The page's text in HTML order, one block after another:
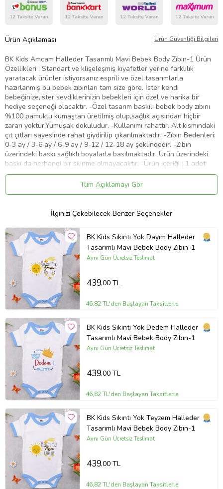
Ürün Açıklaması Ürün Güvenliği Bilgileri
BK Kids Amcam Halleder Tasarımlı Mavi Bebek Body Zıbın-1 Ürün
Özellikleri ; Standart ve klişeleşmiş kıyafetler yerine farklılık
yaratacak ürünler istiyorsanız esprili ve özel tasarımlarla
hazırlanmış bu bebek zıbınları tam size göre. İster kendi
bebeğinize,ister sevdiklerinizin bebekleri için özel ve harika bir
hediye seçeneği olacaktır. -Özel tasarım baskılı bebek body zıbını
%100 pamuklu kumaştan üretilmiş olup,sağlık açısından hiçbir
zararı yoktur.Yumuşak dokuludur. -Kullanımı rahattır. Alt kısmındaki
çıt çıtları sayesinde rahat giydirilip çıkarılmaktadır. -Zıbın Bedenleri:
0-3 ay / 3-6 ay / 6-9 ay / 9-12 / 12-18 ay şeklindedir. -Zıbın
üzerindeki baskı sağlıklı boyalarla basılmaktadır. Ürün üzerindeki
baskı da herhangi bir silinme olmayacaktır. -Ürün içeriği ; 1 adet
bebek body zıbın olarak gönderimi yapılacaktır. Resimlerde ki diğer
aksesuarlar görsel amaçlı olup ürüne dahil değildir. -Yıkama
Talimatı : Ürünün uzun süreli kullanımı için çamaşır suyu
de yıkanması tavsiye edilir. Hassas programda ütülenmelidir. ,
Bebek Body Zıbın
Ürün Kodu:kcm47426286
Tüm Açıklamayı Gör
İlginizi Çekebilecek Benzer Seçenekler
BK Kids Sıkıntı Yok Dayım Halleder
Tasarımlı Mavi Bebek Body Zıbın-1
Aynı Gün Ücretsiz Teslimat
439,00 TL
46,82 TL'den Başlayan Taksitlerle
BK Kids Sıkıntı Yok Dedem Halleder
Tasarımlı Mavi Bebek Body Zıbın-1
Aynı Gün Ücretsiz Teslimat
439,00 TL
46,82 TL'den Başlayan Taksitlerle
BK Kids Sıkıntı Yok Teyzem Halleder
Tasarımlı Mavi Bebek Body Zıbın-1
Aynı Gün Ücretsiz Teslimat
439,00 TL
46,82 TL'den Başlayan Taksitlerle